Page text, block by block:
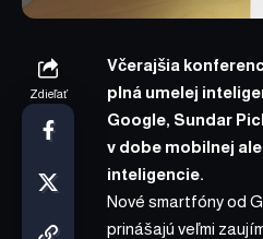
Zdieľať
Včerajšia
plná umelej
Google, Sundar
v dobe mobilnej
inteligencie.
Nové smartfóny od
prinášajú veľmi